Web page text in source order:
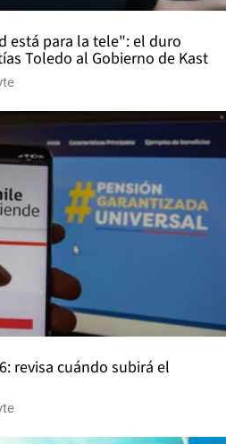
está para la tele": el duro
Toledo al Gobierno de Kast
revisa cuándo subirá el